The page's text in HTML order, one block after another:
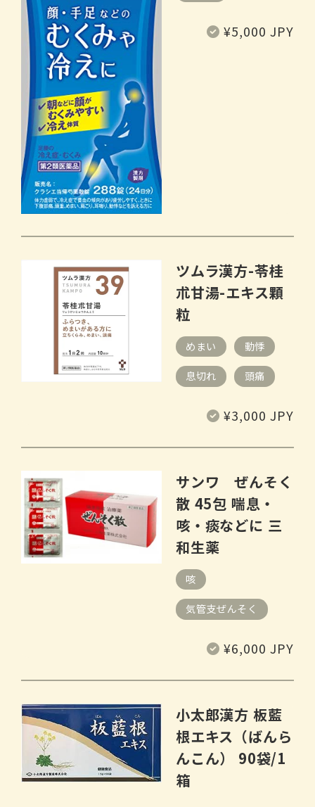
常 ¥5,000 JPY
ツムラ漢方-苓桂
朮甘湯-エキス顆
粒
めまい 動悸
息切れ 頭痛
常
价
¥3,000 JPY
サンワ ぜんそく
散 45包 喘息・
咳・痰などに 三
和生薬
咳
気管支ぜんそく
常
价
¥6,000 JPY
小太郎漢方 板藍
根エキス（ばんら
んこん） 90袋/1
箱